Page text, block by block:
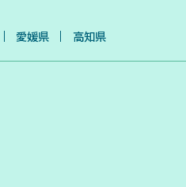
愛媛県 高知県